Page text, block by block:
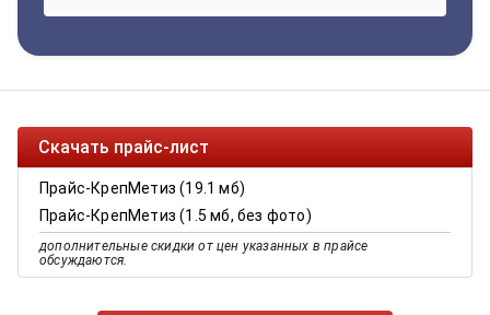
Скачать прайс-лист
Прайс-КрепМетиз (19.1 мб)
Прайс-КрепМетиз (1.5 мб, без фото)
дополнительные скидки от цен указанных в прайсе
обсуждаются.